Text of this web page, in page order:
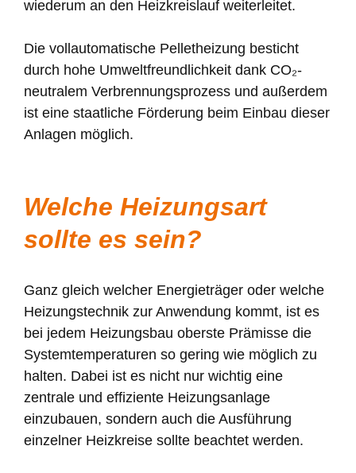
wiederum an den Heizkreislauf weiterleitet.
Die vollautomatische Pelletheizung besticht
durch hohe Umweltfreundlichkeit dank CO₂-
neutralem Verbrennungsprozess und außerdem
ist eine staatliche Förderung beim Einbau dieser
Anlagen möglich.
Welche Heizungsart
sollte es sein?
Ganz gleich welcher Energieträger oder welche
Heizungstechnik zur Anwendung kommt, ist es
bei jedem Heizungsbau oberste Prämisse die
Systemtemperaturen so gering wie möglich zu
halten. Dabei ist es nicht nur wichtig eine
zentrale und effiziente Heizungsanlage
einzubauen, sondern auch die Ausführung
einzelner Heizkreise sollte beachtet werden.